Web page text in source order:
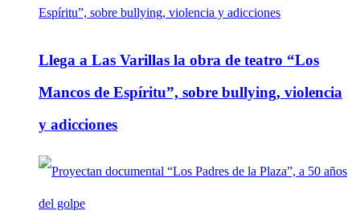
Llega a Las Varillas la obra de teatro “Los
Mancos de Espíritu”, sobre bullying, violencia
y adicciones